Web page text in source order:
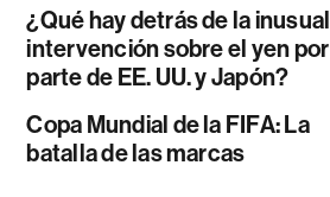
¿Qué hay detrás de la inusual
intervención sobre el yen por
parte de EE. UU. y Japón?
Copa Mundial de la FIFA: La
batalla de las marcas